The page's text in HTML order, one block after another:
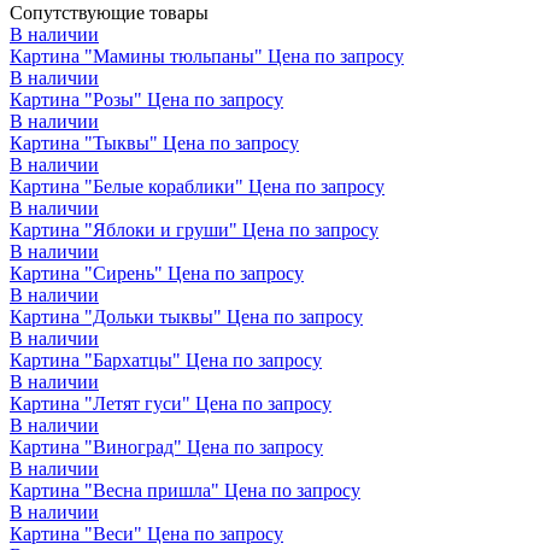
Сопутствующие товары
В наличии
Картина "Мамины тюльпаны" Цена по запросу
В наличии
Картина "Розы" Цена по запросу
В наличии
Картина "Тыквы" Цена по запросу
В наличии
Картина "Белые кораблики" Цена по запросу
В наличии
Картина "Яблоки и груши" Цена по запросу
В наличии
Картина "Сирень" Цена по запросу
В наличии
Картина "Дольки тыквы" Цена по запросу
В наличии
Картина "Бархатцы" Цена по запросу
В наличии
Картина "Летят гуси" Цена по запросу
В наличии
Картина "Виноград" Цена по запросу
В наличии
Картина "Весна пришла" Цена по запросу
В наличии
Картина "Веси" Цена по запросу